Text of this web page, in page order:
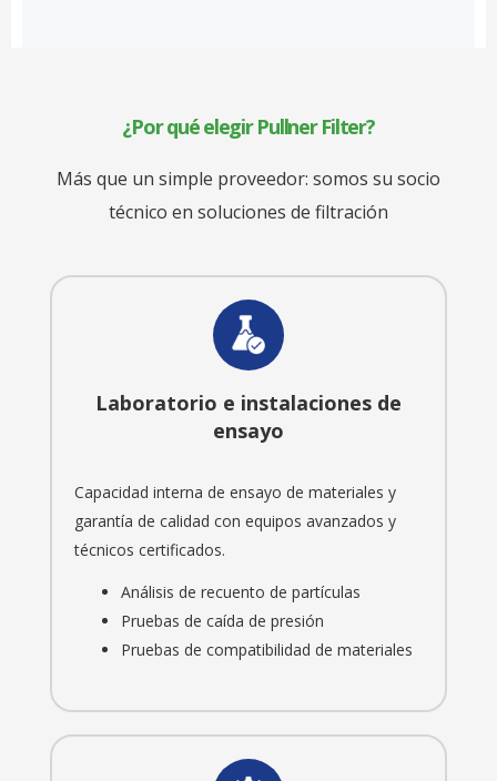
¿Por qué elegir Pullner Filter?
Más que un simple proveedor: somos su socio
técnico en soluciones de filtración
Laboratorio e instalaciones de
ensayo
Capacidad interna de ensayo de materiales y
garantía de calidad con equipos avanzados y
técnicos certificados.
Análisis de recuento de partículas
Pruebas de caída de presión
Pruebas de compatibilidad de materiales